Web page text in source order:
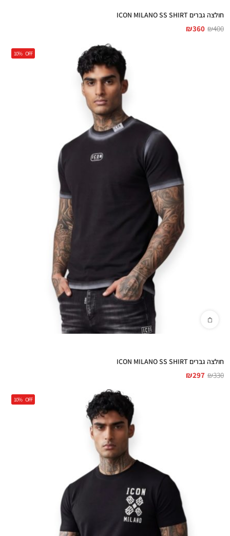
חולצה גברים ICON MILANO SS SHIRT
₪400
₪360
10% OFF
חולצה גברים ICON MILANO SS SHIRT
₪330
₪297
10% OFF